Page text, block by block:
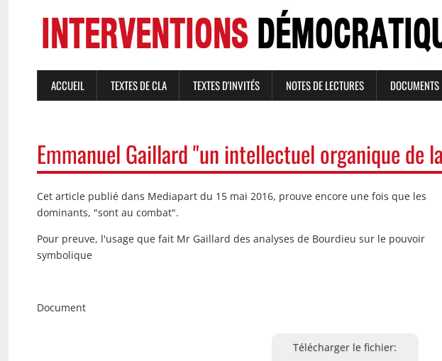
NAVIGATION
PRINCIPALE
ACCUEIL TEXTES DE CLA TEXTES D'INVITÉS NOTES DE LECTURES DOCUMENTS
Emmanuel Gaillard "un intellectuel organique de
Cet article publié dans Mediapart du 15 mai 2016, prouve encore une fois que les
dominants, "sont au combat".
Pour preuve, l'usage que fait Mr Gaillard des analyses de Bourdieu sur le pouvoir
symbolique
Document